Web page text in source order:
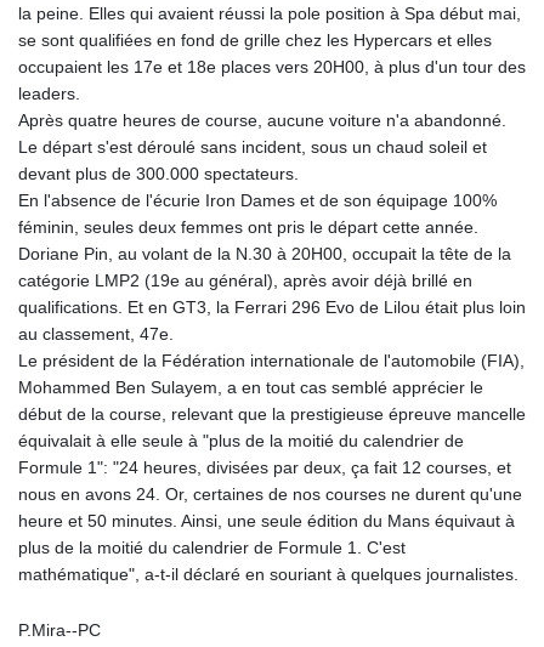
la peine. Elles qui avaient réussi la pole position à Spa début mai,
se sont qualifiées en fond de grille chez les Hypercars et elles
occupaient les 17e et 18e places vers 20H00, à plus d'un tour des
leaders.
Après quatre heures de course, aucune voiture n'a abandonné.
Le départ s'est déroulé sans incident, sous un chaud soleil et
devant plus de 300.000 spectateurs.
En l'absence de l'écurie Iron Dames et de son équipage 100%
féminin, seules deux femmes ont pris le départ cette année.
Doriane Pin, au volant de la N.30 à 20H00, occupait la tête de la
catégorie LMP2 (19e au général), après avoir déjà brillé en
qualifications. Et en GT3, la Ferrari 296 Evo de Lilou était plus loin
au classement, 47e.
Le président de la Fédération internationale de l'automobile (FIA),
Mohammed Ben Sulayem, a en tout cas semblé apprécier le
début de la course, relevant que la prestigieuse épreuve mancelle
équivalait à elle seule à "plus de la moitié du calendrier de
Formule 1": "24 heures, divisées par deux, ça fait 12 courses, et
nous en avons 24. Or, certaines de nos courses ne durent qu'une
heure et 50 minutes. Ainsi, une seule édition du Mans équivaut à
plus de la moitié du calendrier de Formule 1. C'est
mathématique", a-t-il déclaré en souriant à quelques journalistes.
P.Mira--PC